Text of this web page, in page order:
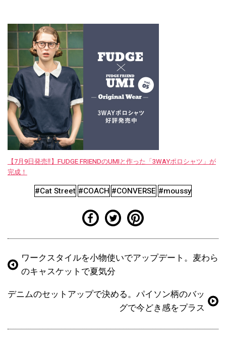
【7月9日発売‼︎】FUDGE FRIENDのUMIと作った「3WAYポロシャツ」が
完成！
#Cat Street #COACH #CONVERSE #moussy
ワークスタイルを小物使いでアップデート。麦わら
のキャスケットで夏気分
デニムのセットアップで決める。パイソン柄のバッ
グで今どき感をプラス